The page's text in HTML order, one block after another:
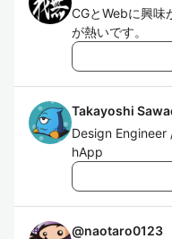
CGとWebに興味
が熱いです。
Takayoshi
Design
hApp
@naotaro0123